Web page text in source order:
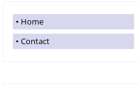
Home
Contact